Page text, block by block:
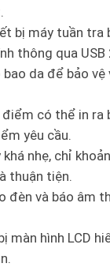
bị máy tuần tra
thông qua USB
da để bảo
điểm có thể in ra
yêu cầu.
nhẹ, chỉ
thuận tiện.
đèn và báo âm
màn hình LCD